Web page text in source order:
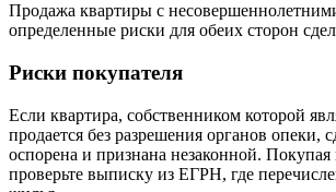
Продажа квартиры с
определенные риски для обеих сторон
Риски покупателя
Если квартира, собственником которой
продается без разрешения органов опеки,
оспорена и признана незаконной. Покупая
проверьте выписку из ЕГРН, где